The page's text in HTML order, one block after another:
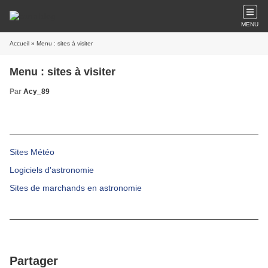
MENU
Accueil » Menu : sites à visiter
Menu : sites à visiter
Par Acy_89
Sites Météo
Logiciels d'astronomie
Sites de marchands en astronomie
Partager